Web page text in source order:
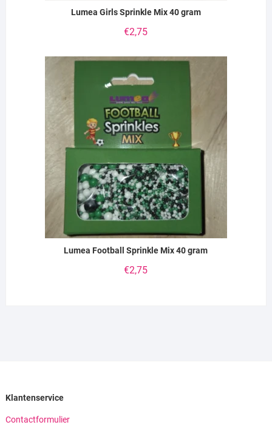
Lumea Girls Sprinkle Mix 40 gram
€2,75
Lumea Football Sprinkle Mix 40 gram
€2,75
Klantenservice
Contactformulier